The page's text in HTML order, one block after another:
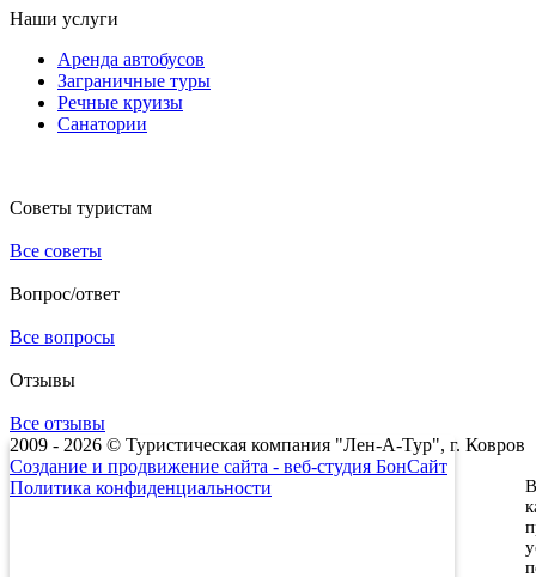
Наши услуги
Аренда автобусов
Заграничные туры
Речные круизы
Санатории
Советы туристам
Все советы
Вопрос/ответ
Все вопросы
Отзывы
Все отзывы
2009 - 2026 © Туристическая компания "Лен-А-Тур", г. Ковров
Создание и продвижение сайта - веб-студия БонСайт
Политика конфиденциальности